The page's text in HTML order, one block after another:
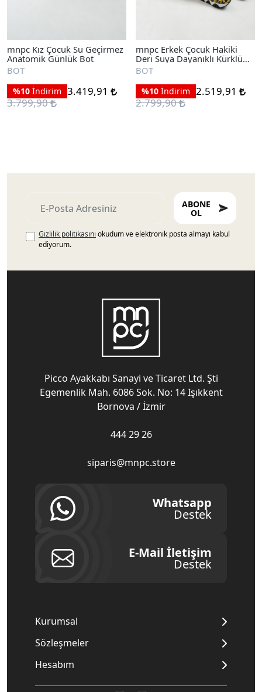
mnpc Kız Çocuk Su Geçirmez
Anatomik Günlük Bot
BOT
%10 İndirim 3.419,91
3.799,90
mnpc Erkek Çocuk Hakiki
Deri Suya Dayanıklı Kürklü
Günlük Bot
BOT
%10 İndirim 2.519,91
2.799,90
ABONE
OL
Gizlilik politikasını okudum ve elektronik posta almayı kabul
ediyorum.
Picco Ayakkabı Sanayi ve Ticaret Ltd. Şti
Egemenlik Mah. 6086 Sok. No: 14 Işıkkent
Bornova / İzmir
444 29 26
siparis@mnpc.store
Whatsapp
Destek
E-Mail İletişim
Destek
Kurumsal
Sözleşmeler
Hesabım